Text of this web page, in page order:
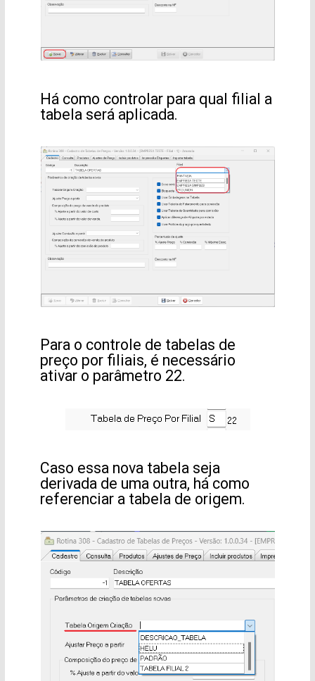
Há como controlar para qual filial a
tabela será aplicada.
Para o controle de tabelas de
preço por filiais, é necessário
ativar o parâmetro 22.
Caso essa nova tabela seja
derivada de uma outra, há como
referenciar a tabela de origem.